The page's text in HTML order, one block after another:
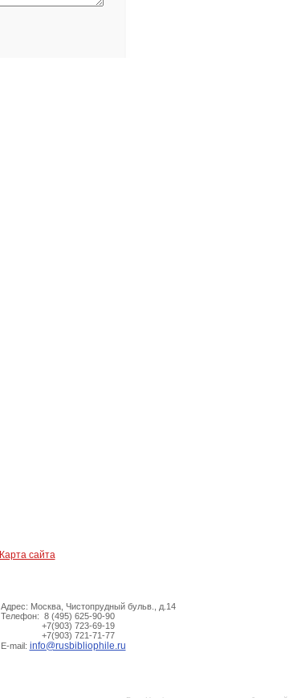
Карта сайта
Адрес: Москва, Чистопрудный бульв., д.14
Телефон: 8 (495) 625-90-90
+7(903) 723-69-19
+7(903) 721-71-77
E-mail: info@rusbibliophile.ru